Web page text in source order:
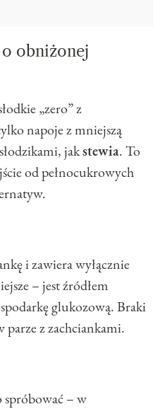
obniżonej
„zero” z
napoje z mniejszą
jakstewia. To
od pełnocukrowych
i zawiera wyłącznie
– jest źródłem
glukozową. Braki
parze z zachciankami.
– w